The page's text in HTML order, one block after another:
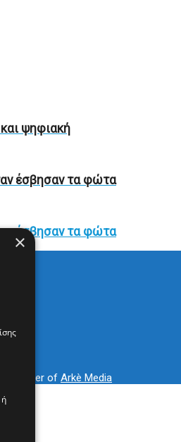
ψηφιακή
έσβησαν τα φώτα
έσβησαν τα φώτα
Partner of Arkè Media
×